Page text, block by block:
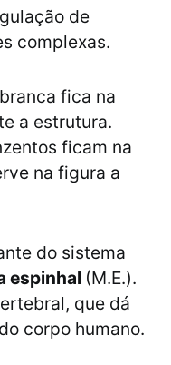
de
complexas.
fica na
a estrutura.
ficam na
na figura a
do sistema
espinhal (M.E.).
que dá
corpo humano.